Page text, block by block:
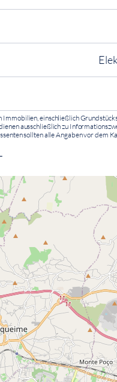
Immobilien, einschließlich
ausschließlich zu
sollten alle Angaben vor dem